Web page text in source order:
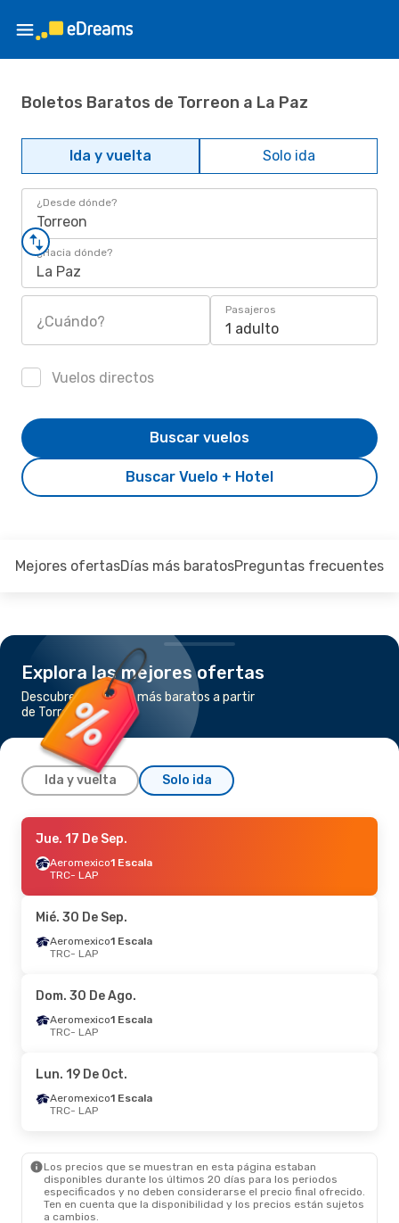
Boletos Baratos de Torreon a La Paz
Ida y vuelta Solo ida
¿Desde dónde?
Torreon
¿Hacia dónde?
La Paz
¿Cuándo?
Pasajeros
1 adulto
Vuelos directos
Buscar Vuelo + Hotel
Buscar vuelos
Mejores ofertasDías más baratosPreguntas frecuentes
Explora las mejores ofertas
Descubre los vuelos más baratos a partir
de Torreon a La Paz
Ida y vuelta Solo ida
Vie. 2 De Oct.- Mié. 7 De Oct.
Aeromexico1 Escala
TRC- LAP
LAP- TRC
Jue. 27 De Ago.- Mar. 1 De Sep.
Aeromexico1 Escala
LAP - TRC
Aeromexico1 Escala
TRC- LAP
Aeromexico1 Escala
LAP- TRC
Vie. 11 De Sep.- Vie. 18 De Sep.
Aeromexico1 Escala
TRC- LAP
Aeromexico1 Escala
LAP- TRC
Jue. 17 De Sep.
Aeromexico1 Escala
TRC- LAP
Mié. 30 De Sep.
Aeromexico1 Escala
TRC- LAP
Dom. 30 De Ago.
Aeromexico1 Escala
TRC- LAP
Lun. 19 De Oct.
Aeromexico1 Escala
TRC- LAP
Los precios que se muestran en esta página estaban
disponibles durante los últimos 20 días para los periodos
especificados y no deben considerarse el precio final ofrecido.
Ten en cuenta que la disponibilidad y los precios están sujetos
a cambios.